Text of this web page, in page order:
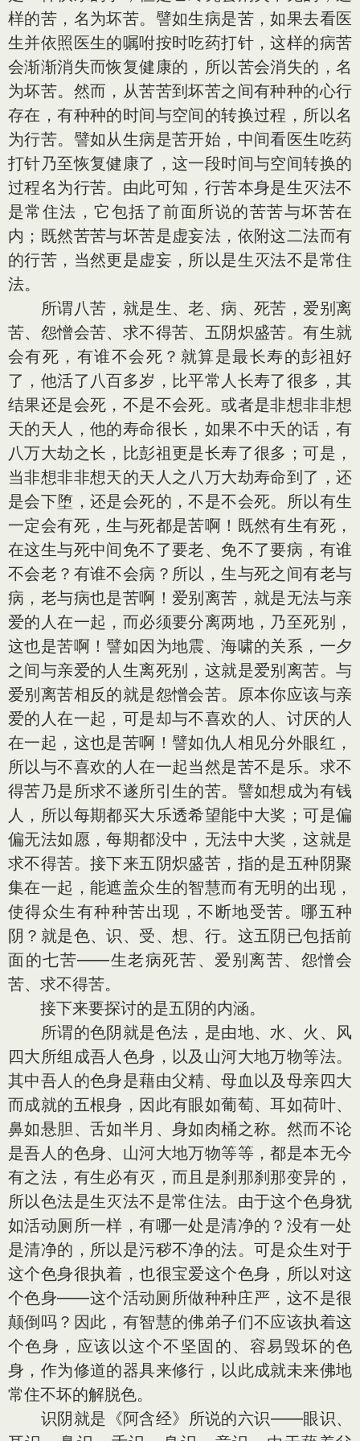
样的苦，名为坏苦。譬如生病是苦，如果去看医
生并依照医生的嘱咐按时吃药打针，这样的病苦
会渐渐消失而恢复健康的，所以苦会消失的，名
为坏苦。然而，从苦苦到坏苦之间有种种的心行
存在，有种种的时间与空间的转换过程，所以名
为行苦。譬如从生病是苦开始，中间看医生吃药
打针乃至恢复健康了，这一段时间与空间转换的
过程名为行苦。由此可知，行苦本身是生灭法不
是常住法，它包括了前面所说的苦苦与坏苦在
内；既然苦苦与坏苦是虚妄法，依附这二法而有
的行苦，当然更是虚妄，所以是生灭法不是常住
法。
所谓八苦，就是生、老、病、死苦，爱别离
苦、怨憎会苦、求不得苦、五阴炽盛苦。有生就
会有死，有谁不会死？就算是最长寿的彭祖好
了，他活了八百多岁，比平常人长寿了很多，其
结果还是会死，不是不会死。或者是非想非非想
天的天人，他的寿命很长，如果不中夭的话，有
八万大劫之长，比彭祖更是长寿了很多；可是，
当非想非非想天的天人之八万大劫寿命到了，还
是会下堕，还是会死的，不是不会死。所以有生
一定会有死，生与死都是苦啊！既然有生有死，
在这生与死中间免不了要老、免不了要病，有谁
不会老？有谁不会病？所以，生与死之间有老与
病，老与病也是苦啊！爱别离苦，就是无法与亲
爱的人在一起，而必须要分离两地，乃至死别，
这也是苦啊！譬如因为地震、海啸的关系，一夕
之间与亲爱的人生离死别，这就是爱别离苦。与
爱别离苦相反的就是怨憎会苦。原本你应该与亲
爱的人在一起，可是却与不喜欢的人、讨厌的人
在一起，这也是苦啊！譬如仇人相见分外眼红，
所以与不喜欢的人在一起当然是苦不是乐。求不
得苦乃是所求不遂所引生的苦。譬如想成为有钱
人，所以每期都买大乐透希望能中大奖；可是偏
偏无法如愿，每期都没中，无法中大奖，这就是
求不得苦。接下来五阴炽盛苦，指的是五种阴聚
集在一起，能遮盖众生的智慧而有无明的出现，
使得众生有种种苦出现，不断地受苦。哪五种
阴？就是色、识、受、想、行。这五阴已包括前
面的七苦——生老病死苦、爱别离苦、怨憎会
苦、求不得苦。
接下来要探讨的是五阴的内涵。
所谓的色阴就是色法，是由地、水、火、风
四大所组成吾人色身，以及山河大地万物等法。
其中吾人的色身是藉由父精、母血以及母亲四大
而成就的五根身，因此有眼如葡萄、耳如荷叶、
鼻如悬胆、舌如半月、身如肉桶之称。然而不论
是吾人的色身、山河大地万物等等，都是本无今
有之法，有生必有灭，而且是刹那刹那变异的，
所以色法是生灭法不是常住法。由于这个色身犹
如活动厕所一样，有哪一处是清净的？没有一处
是清净的，所以是污秽不净的法。可是众生对于
这个色身很执着，也很宝爱这个色身，所以对这
个色身——这个活动厕所做种种庄严，这不是很
颠倒吗？因此，有智慧的佛弟子们不应该执着这
个色身，应该以这个不坚固的、容易毁坏的色
身，作为修道的器具来修行，以此成就未来佛地
常住不坏的解脱色。
识阴就是《阿含经》所说的六识——眼识、